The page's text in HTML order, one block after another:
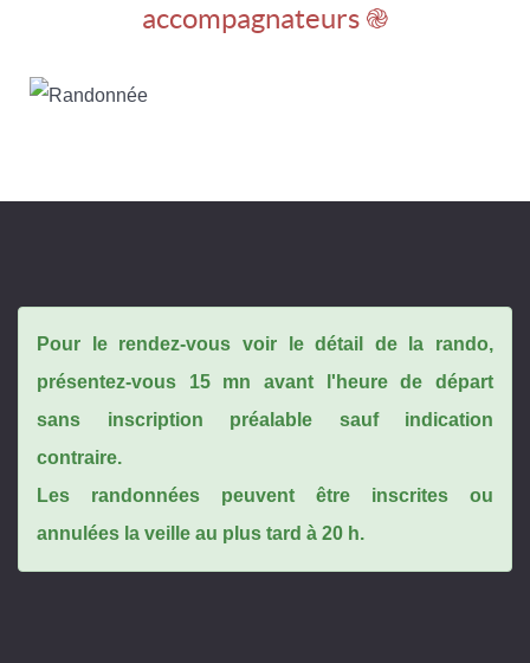
accompagnateurs ֎
Pour le rendez-vous voir le détail de la rando,
présentez-vous 15 mn avant l'heure de départ
sans inscription préalable sauf indication
contraire.
Les randonnées peuvent être inscrites ou
annulées la veille au plus tard à 20 h.